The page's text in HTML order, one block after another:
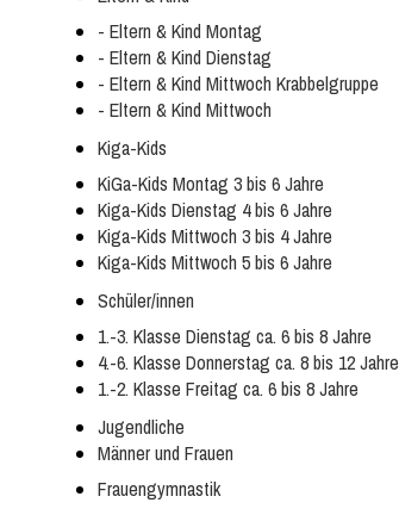
- Eltern & Kind Montag
- Eltern & Kind Dienstag
- Eltern & Kind Mittwoch Krabbelgruppe
- Eltern & Kind Mittwoch
Kiga-Kids
KiGa-Kids Montag 3 bis 6 Jahre
Kiga-Kids Dienstag 4 bis 6 Jahre
Kiga-Kids Mittwoch 3 bis 4 Jahre
Kiga-Kids Mittwoch 5 bis 6 Jahre
Schüler/innen
1.-3. Klasse Dienstag ca. 6 bis 8 Jahre
4.-6. Klasse Donnerstag ca. 8 bis 12 Jahre
1.-2. Klasse Freitag ca. 6 bis 8 Jahre
Jugendliche
Männer und Frauen
Frauengymnastik